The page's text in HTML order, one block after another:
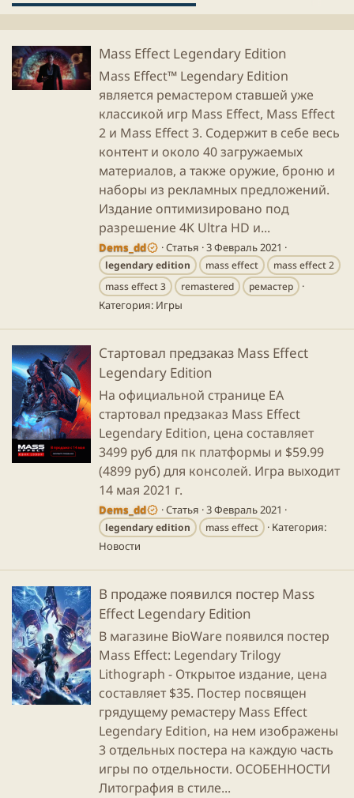
Mass Effect Legendary Edition
Mass Effect™ Legendary Edition
является ремастером ставшей уже
классикой игр Mass Effect, Mass Effect
2 и Mass Effect 3. Содержит в себе весь
контент и около 40 загружаемых
материалов, а также оружие, броню и
наборы из рекламных предложений.
Издание оптимизировано под
разрешение 4K Ultra HD и...
Dems_dd Статья 3 Февраль 2021
legendaryedition mass effect
mass effect 2
mass effect 3
remastered ремастер
Категория: Игры
Стартовал предзаказ Mass Effect
Legendary Edition
На официальной странице EA
стартовал предзаказ Mass Effect
Legendary Edition, цена составляет
3499 руб для пк платформы и $59.99
(4899 руб) для консолей. Игра выходит
14 мая 2021 г.
Dems_dd Статья 3 Февраль 2021
legendaryedition mass effect
Категория:
Новости
В продаже появился постер Mass
Effect Legendary Edition
В магазине BioWare появился постер
Mass Effect: Legendary Trilogy
Lithograph - Открытое издание, цена
составляет $35. Постер посвящен
грядущему ремастеру Mass Effect
Legendary Edition, на нем изображены
3 отдельных постера на каждую часть
игры по отдельности. ОСОБЕННОСТИ
Литография в стиле...